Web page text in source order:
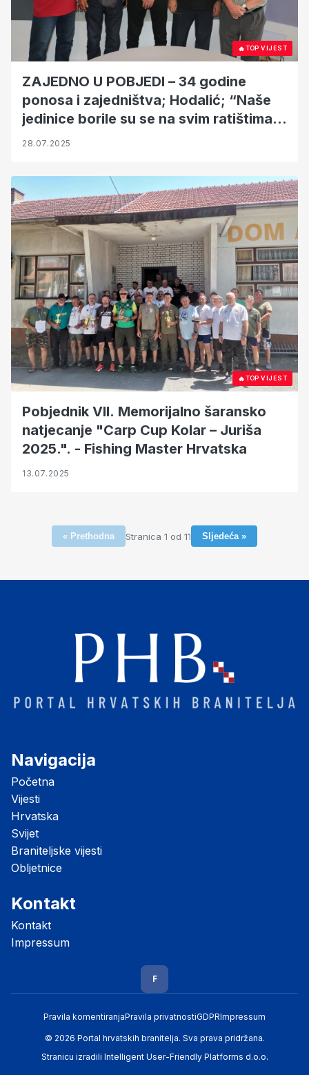
🔥TOP VIJEST
ZAJEDNO U POBJEDI – 34 godine
ponosa i zajedništva; Hodalić; “Naše
jedinice borile su se na svim ratištima u
zemlji, poginulo je 38 žitelja tadašnje
28.07.2025
🔥TOP VIJEST
Pobjednik VII. Memorijalno šaransko
natjecanje "Carp Cup Kolar – Juriša
2025.". - Fishing Master Hrvatska
13.07.2025
« Prethodna Stranica 1 od 11 Sljedeća »
Navigacija
Početna
Vijesti
Hrvatska
Svijet
Braniteljske vijesti
Obljetnice
Kontakt
Kontakt
Impressum
F
Pravila komentiranjaPravila privatnostiGDPRImpressum
© 2026 Portal hrvatskih branitelja. Sva prava pridržana.
Stranicu izradili Intelligent User-Friendly Platforms d.o.o.